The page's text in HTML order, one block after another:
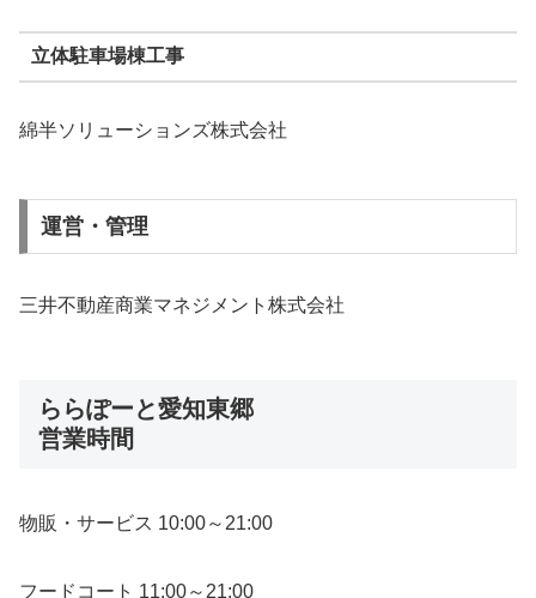
立体駐車場棟工事
綿半ソリューションズ株式会社
運営・管理
三井不動産商業マネジメント株式会社
ららぽーと愛知東郷
営業時間
物販・サービス 10:00～21:00
フードコート 11:00～21:00